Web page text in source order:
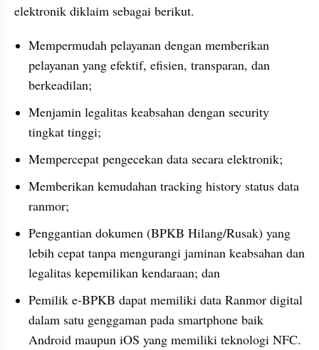
elektronik diklaim sebagai berikut.
Mempermudah pelayanan dengan memberikan
pelayanan yang efektif, efisien, transparan, dan
berkeadilan;
Menjamin legalitas keabsahan dengan security
tingkat tinggi;
Mempercepat pengecekan data secara elektronik;
Memberikan kemudahan tracking history status data
ranmor;
Penggantian dokumen (BPKB Hilang/Rusak) yang
lebih cepat tanpa mengurangi jaminan keabsahan dan
legalitas kepemilikan kendaraan; dan
Pemilik e-BPKB dapat memiliki data Ranmor digital
dalam satu genggaman pada smartphone baik
Android maupun iOS yang memiliki teknologi NFC.